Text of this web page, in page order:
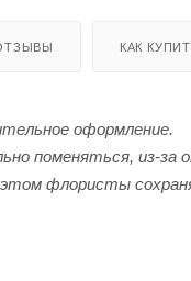
КАК
оформление.
поменяться, из-
флористы